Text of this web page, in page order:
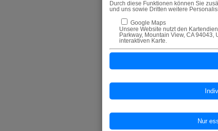
Durch diese Funktionen können Sie
und uns sowie Dritten weitere
Google Maps
Unsere Website nutzt den
Parkway, Mountain View, CA
interaktiven Karte.